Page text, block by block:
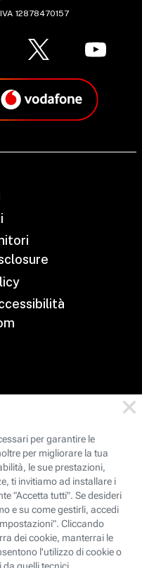
12878470157